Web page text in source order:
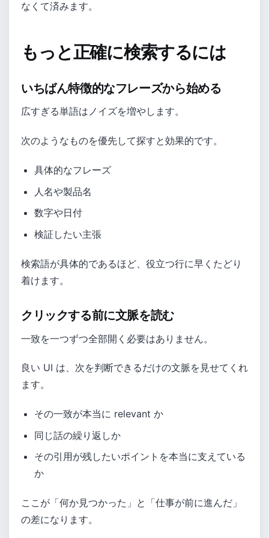
なくて済みます。
もっと正確に検索するには
いちばん特徴的なフレーズから始める
広すぎる単語はノイズを増やします。
次のようなものを優先して探すと効果的です。
具体的なフレーズ
人名や製品名
数字や日付
検証したい主張
検索語が具体的であるほど、役立つ行に早くたどり
着けます。
クリックする前に文脈を読む
一致を一つずつ全部開く必要はありません。
良い UI は、次を判断できるだけの文脈を見せてくれ
ます。
その一致が本当に relevant か
同じ話の繰り返しか
その引用が残したいポイントを本当に支えている
か
ここが「何か見つかった」と「仕事が前に進んだ」
の差になります。